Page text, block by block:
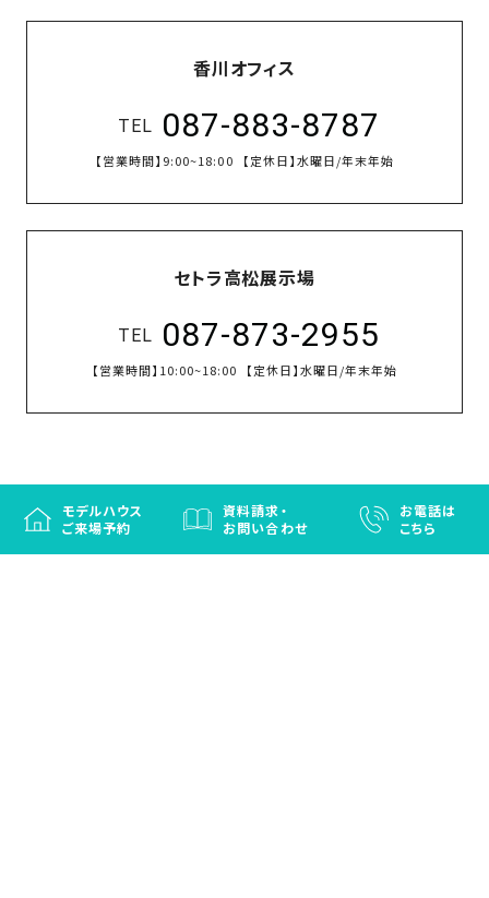
モデルハウス
ご来場予約
資料請求・
お問い合わせ
お電話は
こちら
香川オフィス
TEL 087-883-8787
【営業時間】 9:00~18:00 【定休日】水曜日/年末年始
セトラ高松展示場
TEL 087-873-2955
【営業時間】 10:00~18:00 【定休日】水曜日/年末年始